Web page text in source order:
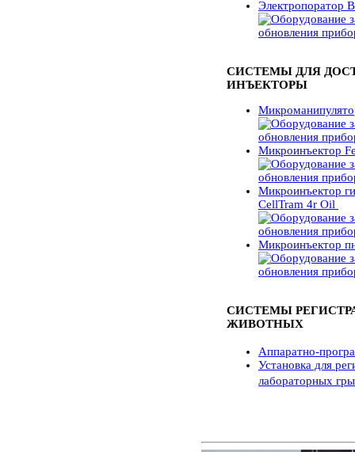
Электропоратор
СИСТЕМЫ ДЛЯ
ИНЪЕКТОРЫ
Микроинъектор
Микроинъектор
CellTram 4r Oil
Микроинъектор
СИСТЕМЫ
ЖИВОТНЫХ
Аппаратно-
Установка для
лабораторных